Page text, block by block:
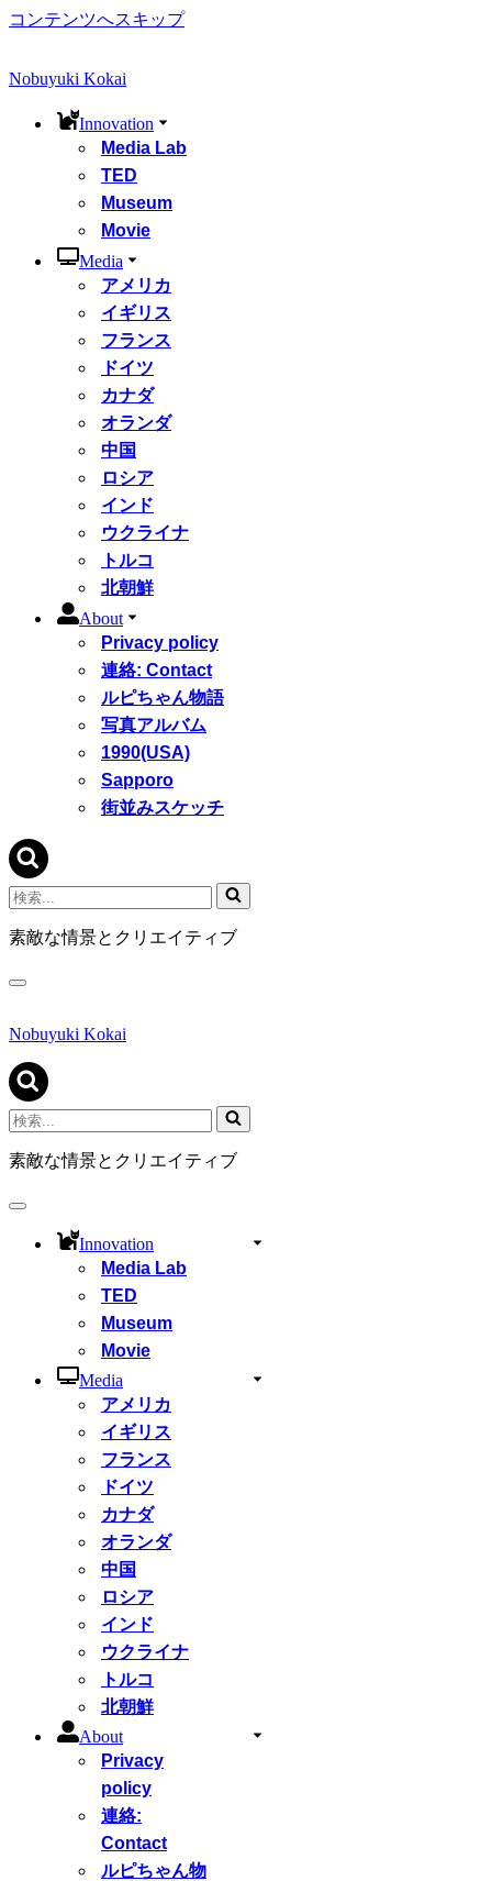
コンテンツへスキップ
Nobuyuki Kokai
Innovation
Media Lab
TED
Museum
Movie
Media
アメリカ
イギリス
フランス
ドイツ
カナダ
オランダ
中国
ロシア
インド
ウクライナ
トルコ
北朝鮮
About
Privacy policy
連絡: Contact
ルピちゃん物語
写真アルバム
1990(USA)
Sapporo
街並みスケッチ
検
索...
素敵な情景とクリエイティブ
ナ
ゲ
シ
ョ
ン
メ
ニ
ュ
Nobuyuki Kokai
検
索...
素敵な情景とクリエイティブ
ナ
Innovation
Media Lab
TED
Museum
Movie
Media
アメリカ
イギリス
フランス
ドイツ
カナダ
オランダ
中国
ロシア
インド
ウクライナ
トルコ
北朝鮮
About
Privacy
policy
連絡:
Contact
ルピちゃん物